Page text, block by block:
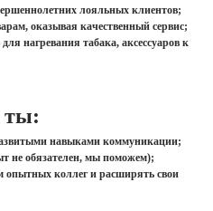
лояльных клиентов;
оказывая качественный сервис;
нагревания табака, аксессуаров к
ты:
навыками коммуникации;
не обязателен, мы поможем);
опытных коллег и расширять свои